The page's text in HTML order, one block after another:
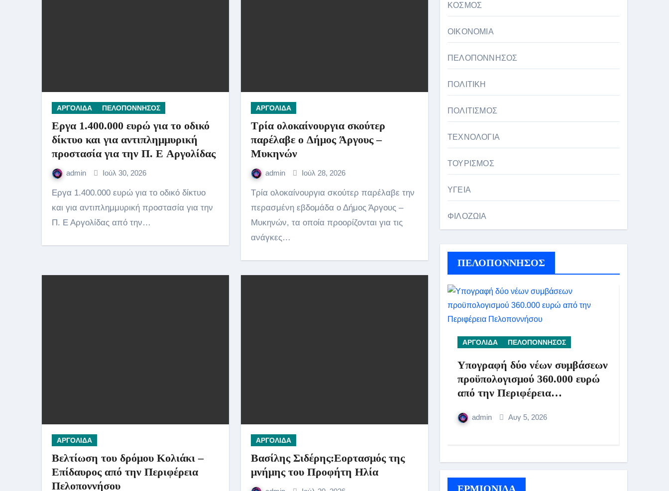
ΑΡΓΟΛΙΔΑ ΠΕΛΟΠΟΝΝΗΣΟΣ
Εργα 1.400.000 ευρώ για το οδικό
δίκτυο και για αντιπλημμυρική
προστασία για την Π. Ε Αργολίδας
admin Ιούλ 30, 2026
Εργα 1.400.000 ευρώ για το οδικό δίκτυο
και για αντιπλημμυρική προστασία για την
Π. Ε Αργολίδας από την…
ΑΡΓΟΛΙΔΑ
Τρία ολοκαίνουργια σκούτερ
παρέλαβε o Δήμος Άργους –
Μυκηνών
admin Ιούλ 28, 2026
Τρία ολοκαίνουργια σκούτερ παρέλαβε την
περασμένη εβδομάδα ο Δήμος Άργους –
Μυκηνών, τα οποία προορίζονται για τις
ανάγκες…
ΑΡΓΟΛΙΔΑ
Bελτίωση του δρόμου Κολιάκι –
Επίδαυρος από την Περιφέρεια
Πελοποννήσου
ΑΡΓΟΛΙΔΑ
Βασίλης Σιδέρης:Εορτασμός της
μνήμης του Προφήτη Ηλία
ΚΟΣΜΟΣ
ΟΙΚΟΝΟΜΙΑ
ΠΕΛΟΠΟΝΝΗΣΟΣ
ΠΟΛΙΤΙΚΗ
ΠΟΛΙΤΙΣΜΟΣ
ΤΕΧΝΟΛΟΓΙΑ
ΤΟΥΡΙΣΜΟΣ
ΥΓΕΙΑ
ΦΙΛΟΖΩΙΑ
ΠΕΛΟΠΟΝΝΗΣΟΣ
ΑΡΓΟΛΙΔΑ ΠΕΛΟΠΟΝΝΗΣΟΣ
Υπογραφή δύο νέων συμβάσεων
προϋπολογισμού 360.000 ευρώ
από την Περιφέρεια
admin Αυγ 5, 2026
ΕΡΜΙΟΝΙΔΑ